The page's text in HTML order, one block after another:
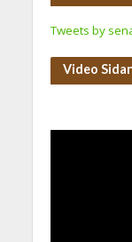
Tweets by
Video